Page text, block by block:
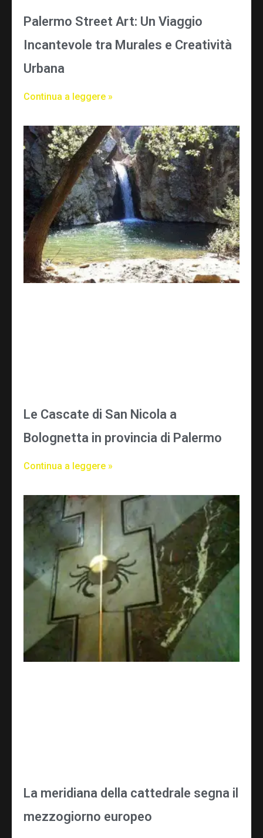
Palermo Street Art: Un Viaggio
Incantevole tra Murales e Creatività
Urbana
Continua a leggere »
Le Cascate di San Nicola a
Bolognetta in provincia di Palermo
Continua a leggere »
La meridiana della cattedrale segna il
mezzogiorno europeo